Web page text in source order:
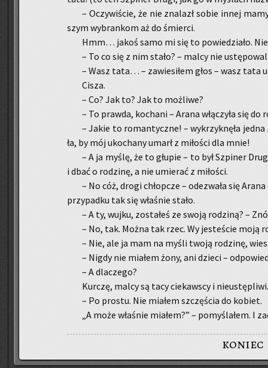
– Oczy­wi­ście, że nie zna­lazł sobie innej
szym wy­bran­kom aż do śmier­ci.
Hmm… jakoś samo mi się to po­wie­dzia­ło.
– To co się z nim stało? – malcy nie
– Wasz tata… – za­wie­si­łem głos – wasz tata
Cisza.
– Co? Jak to? Jak to moż­li­we?
– To praw­da, ko­cha­ni – Arana włą­czy­ła się do
– Jakie to ro­man­tycz­ne! – wy­krzyk­nę­ła
ła, by mój uko­cha­ny umarł z mi­ło­ści dla mnie!
– A ja myślę, że to głu­pie – to był Szpi­ner
i dbać o ro­dzi­nę, a nie umie­rać z mi­ło­ści.
– No cóż, drogi chłop­cze – ode­zwa­ła się
przy­pad­ku tak się wła­śnie stało.
– A ty, wujku, zo­sta­łeś ze swoją ro­dzi­ną? –
– No, tak. Można tak rzec. Wy je­ste­ście moją
– Nie, ale ja mam na myśli twoją ro­dzi­nę,
– Nigdy nie mia­łem żony, ani dzie­ci –
– A dla­cze­go?
Kur­czę, malcy są tacy cie­kaw­scy i nie­ustę­pli­wi.
– Po pro­stu. Nie mia­łem szczę­ścia do ko­biet.
„A może wła­śnie mia­łem?” – po­my­śla­łem. I
koniec